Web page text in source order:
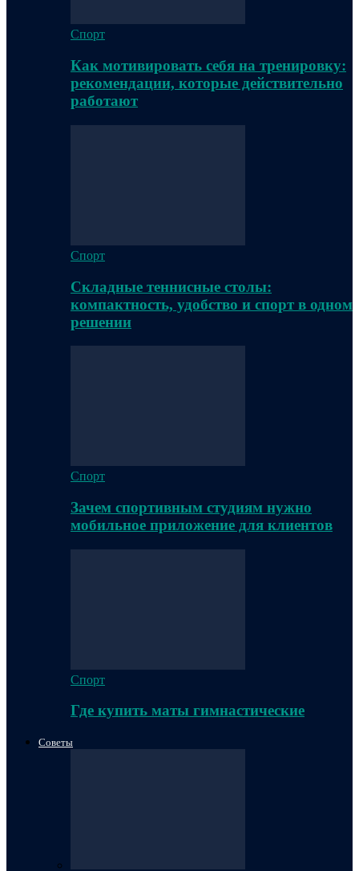
Спорт
Как мотивировать себя на тренировку:
рекомендации, которые действительно
работают
Спорт
Складные теннисные столы:
компактность, удобство и спорт в одном
решении
Спорт
Зачем спортивным студиям нужно
мобильное приложение для клиентов
Спорт
Где купить маты гимнастические
Советы